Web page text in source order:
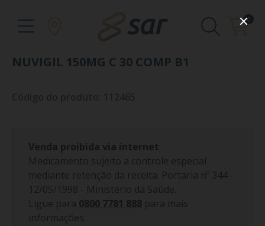
0
NUVIGIL 150MG C 30 COMP B1
Venda proibida via internet
Medicamento sujeito a controle especial
mediante retenção da receita. Portaria nº 344 -
12/05/1998 - Ministério da Saúde.
Ligue para 0800 7781 888 para mais
informações.